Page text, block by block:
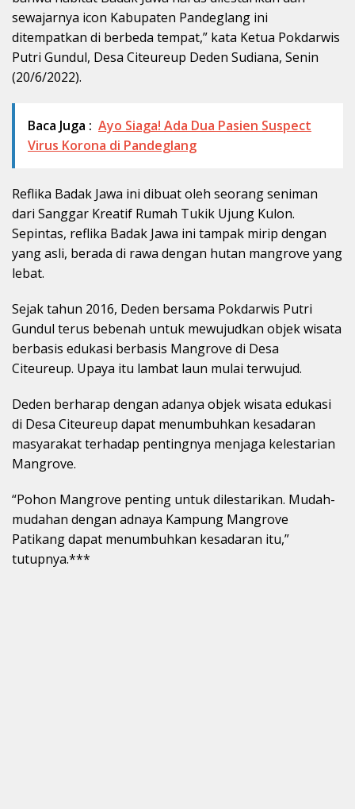
sewajarnya icon Kabupaten Pandeglang ini
ditempatkan di berbeda tempat,” kata Ketua Pokdarwis
Putri Gundul, Desa Citeureup Deden Sudiana, Senin
(20/6/2022).
Baca Juga : Ayo Siaga! Ada Dua Pasien Suspect
Virus Korona di Pandeglang
Reflika Badak Jawa ini dibuat oleh seorang seniman
dari Sanggar Kreatif Rumah Tukik Ujung Kulon.
Sepintas, reflika Badak Jawa ini tampak mirip dengan
yang asli, berada di rawa dengan hutan mangrove yang
lebat.
Sejak tahun 2016, Deden bersama Pokdarwis Putri
Gundul terus bebenah untuk mewujudkan objek wisata
berbasis edukasi berbasis Mangrove di Desa
Citeureup. Upaya itu lambat laun mulai terwujud.
Deden berharap dengan adanya objek wisata edukasi
di Desa Citeureup dapat menumbuhkan kesadaran
masyarakat terhadap pentingnya menjaga kelestarian
Mangrove.
“Pohon Mangrove penting untuk dilestarikan. Mudah-
mudahan dengan adnaya Kampung Mangrove
Patikang dapat menumbuhkan kesadaran itu,”
tutupnya.***